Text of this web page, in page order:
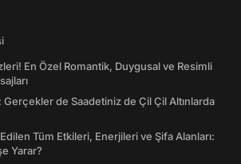
En Özel Romantik, Duygusal ve Resimli
Gerçekler de Saadetiniz de Çil Çil Altınlarda
Tüm Etkileri, Enerjileri ve Şifa Alanları:
Yarar?